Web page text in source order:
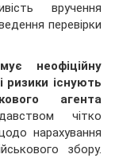
вручення
перевірки
неофіційну
ризики існують
агента
чітко
нарахування
збору.